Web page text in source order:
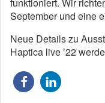
September und eine
Neue Details zu
Haptica live ’22